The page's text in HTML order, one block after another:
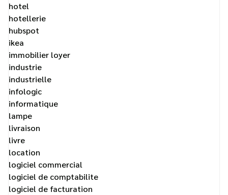
hotel
hotellerie
hubspot
ikea
immobilier loyer
industrie
industrielle
infologic
informatique
lampe
livraison
livre
location
logiciel commercial
logiciel de comptabilite
logiciel de facturation